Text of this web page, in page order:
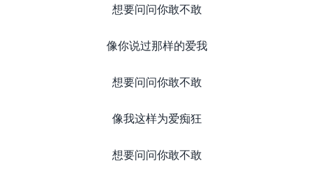
想要问问你敢不敢
像你说过那样的爱我
想要问问你敢不敢
像我这样为爱痴狂
想要问问你敢不敢